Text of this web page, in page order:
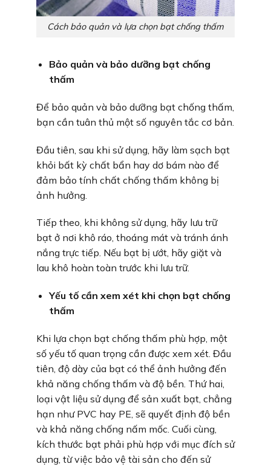
Cách bảo quản và lựa chọn bạt chống thấm
Bảo quản và bảo dưỡng bạt chống
thấm
Để bảo quản và bảo dưỡng bạt chống thấm,
bạn cần tuân thủ một số nguyên tắc cơ bản.
Đầu tiên, sau khi sử dụng, hãy làm sạch bạt
khỏi bất kỳ chất bẩn hay dơ bám nào để
đảm bảo tính chất chống thấm không bị
ảnh hưởng.
Tiếp theo, khi không sử dụng, hãy lưu trữ
bạt ở nơi khô ráo, thoáng mát và tránh ánh
nắng trực tiếp. Nếu bạt bị ướt, hãy giặt và
lau khô hoàn toàn trước khi lưu trữ.
Yếu tố cần xem xét khi chọn bạt chống
thấm
Khi lựa chọn bạt chống thấm phù hợp, một
số yếu tố quan trọng cần được xem xét. Đầu
tiên, độ dày của bạt có thể ảnh hưởng đến
khả năng chống thấm và độ bền. Thứ hai,
loại vật liệu sử dụng để sản xuất bạt, chẳng
hạn như PVC hay PE, sẽ quyết định độ bền
và khả năng chống nấm mốc. Cuối cùng,
kích thước bạt phải phù hợp với mục đích sử
dụng, từ việc bảo vệ tài sản cho đến sử